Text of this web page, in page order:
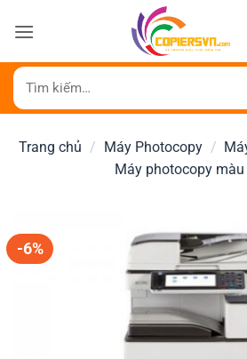
qua
dung
Tìm
kiếm:
Trang chủ / Máy Photocopy /
Máy photocopy màu
-6%